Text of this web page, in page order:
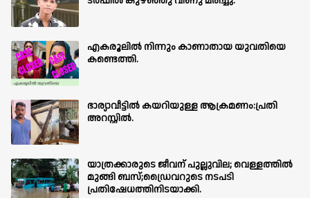
എകരൂലിൽ നിന്നും കാണാതായ യുവതിയെ
കണ്ടെത്തി.
ഭാര്യാവീട്ടിൽ കയറിയുള്ള ആക്രമണം:പ്രതി
അറസ്റ്റിൽ.
യാത്രക്കാരുടെ ജീവന് പുല്ലുവില; വെള്ളത്തിൽ
മുങ്ങി ബസ്;ഡ്രൈവറുടെ നടപടി
പ്രതിഷേധത്തിനിടയാക്കി.